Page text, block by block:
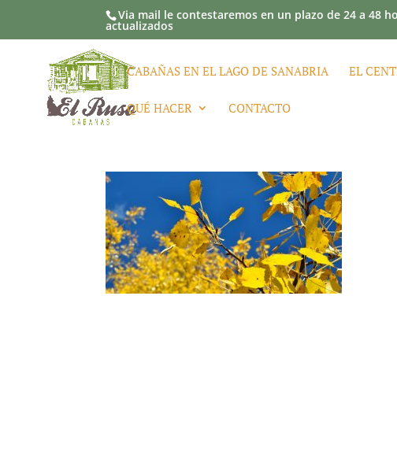
Via mail le contestaremos en un plazo de 24 a 48
actualizados
CABAÑAS EN EL LAGO DE SANABRIA EL
QUÉ HACER CONTACTO